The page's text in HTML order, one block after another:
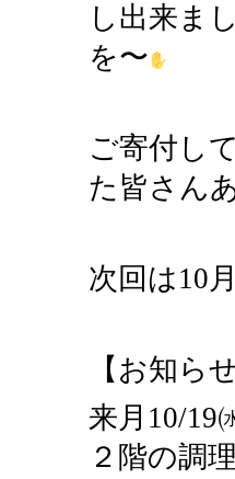
し出来ま
を〜
ご寄付し
た皆さん
次回は10
【お知ら
来月10/19
２階の調